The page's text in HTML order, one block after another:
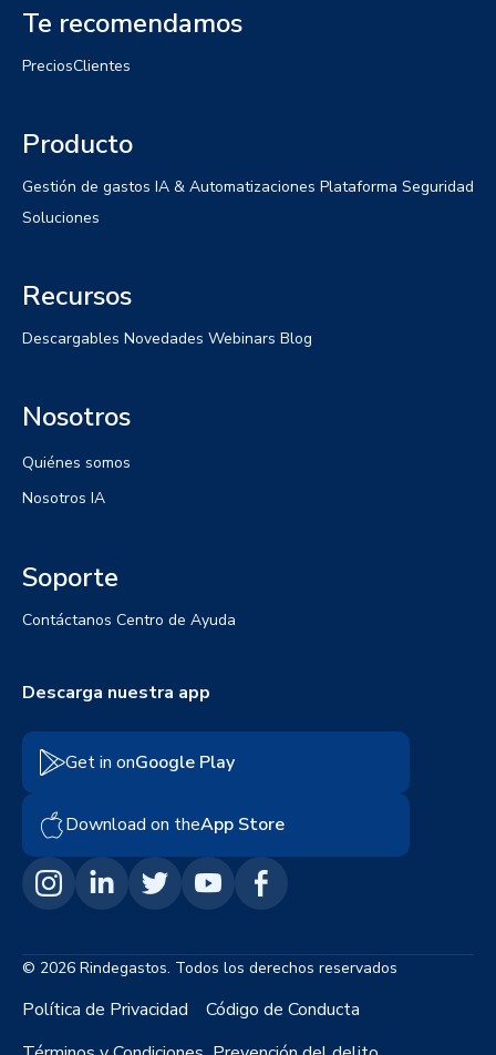
Te recomendamos
PreciosClientes
Producto
Gestión de gastos IA & Automatizaciones Plataforma Seguridad
Soluciones
Recursos
Descargables Novedades Webinars Blog
Nosotros
Quiénes somos
Nosotros IA
Soporte
Contáctanos Centro de Ayuda
© 2026 Rindegastos. Todos los derechos reservados
Política de Privacidad
Código de Conducta
Descarga nuestra app
Get in onGoogle Play
Download on theApp Store